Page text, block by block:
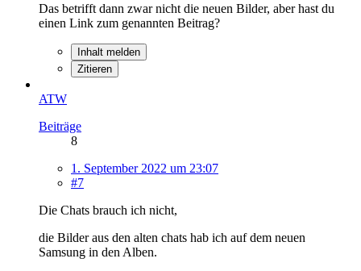
Das betrifft dann zwar nicht die neuen Bilder, aber hast du
einen Link zum genannten Beitrag?
Inhalt melden
Zitieren
ATW
Beiträge
8
1. September 2022 um 23:07
#7
Die Chats brauch ich nicht,
die Bilder aus den alten chats hab ich auf dem neuen
Samsung in den Alben.